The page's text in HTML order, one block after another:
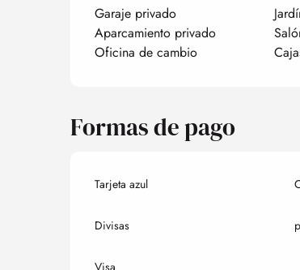
Garaje privado
Aparcamiento privado
Oficina de cambio
Formas de pago
Tarjeta azul
Divisas
Visa